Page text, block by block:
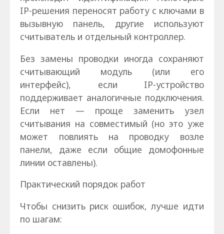
IP-решения переносят работу с ключами в
вызывную панель, другие используют
считыватель и отдельный контроллер.
Без замены проводки иногда сохраняют
считывающий модуль (или его
интерфейс), если IP-устройство
поддерживает аналогичные подключения.
Если нет — проще заменить узел
считывания на совместимый (но это уже
может повлиять на проводку возле
панели, даже если общие домофонные
линии оставлены).
Практический порядок работ
Чтобы снизить риск ошибок, лучше идти
по шагам: